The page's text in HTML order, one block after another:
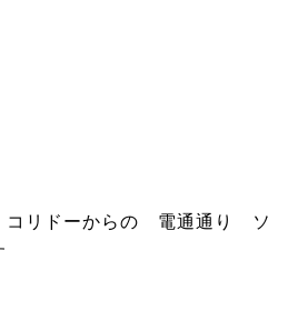
リドーからの 電通通り ソ